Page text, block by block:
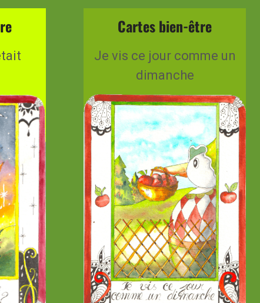
Cartes bien-être
Je vis ce jour comme un
dimanche